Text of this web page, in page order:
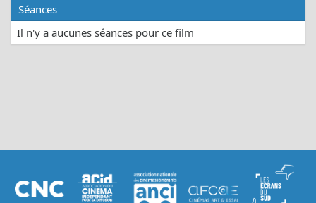
Séances
Il n'y a aucunes séances pour ce film